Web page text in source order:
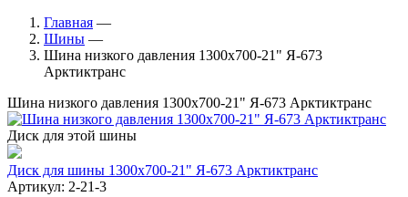
Главная —
Шины —
Шина низкого давления 1300х700-21" Я-673
Арктиктранс
Шина низкого давления 1300х700-21" Я-673 Арктиктранс
Диск для этой шины
Диск для шины 1300х700-21" Я-673 Арктиктранс
Артикул: 2-21-3